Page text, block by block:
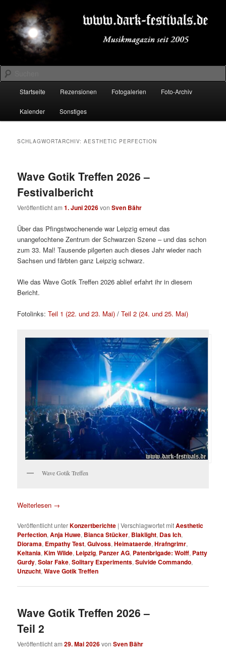
primären
Inhalt
springen
sekundären
Inhalt
springenDARK-FESTIVALS.DE
Suchen
Startseite Rezensionen Fotogalerien Foto-Archiv
Kalender Sonstiges
SCHLAGWORTARCHIV:AESTHETIC PERFECTION
Wave Gotik Treffen 2026 –
Festivalbericht
Veröffentlicht am1. Juni 2026vonSven Bähr
Über das Pfingstwochenende war Leipzig erneut das
unangefochtene Zentrum der Schwarzen Szene – und das schon
zum 33. Mal! Tausende pilgerten auch dieses Jahr wieder nach
Sachsen und färbten ganz Leipzig schwarz.
Wie das Wave Gotik Treffen 2026 ablief erfahrt ihr in diesem
Bericht.
Fotolinks:Teil 1 (22. und 23. Mai) /Teil 2 (24. und 25. Mai)
Wave Gotik Treffen
Weiterlesen →
Veröffentlicht unterKonzertberichte |Verschlagwortet mitAesthetic
Perfection,Anja Huwe, Bianca Stücker, Blaklight, Das Ich,
Diorama, Empathy Test,Gulvoss,Heimataerde,Hrafngrimr,
Keltania,Kim Wilde, Leipzig, Panzer AG, Patenbrigade: Wolff, Patty
Gurdy,Solar Fake,Solitary Experiments,Suivide Commando,
Unzucht,Wave Gotik Treffen
Wave Gotik Treffen 2026 –
Teil 2
Veröffentlicht am29. Mai 2026vonSven Bähr